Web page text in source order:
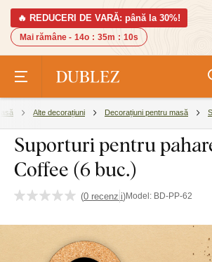
🔥 REDUCERI DE VARĂ: până la 30%!
Mai rămâne - 14o : 35m : 9s
Alte decorațiuni Decorațiuni pentru masă
Suporturi pentru
Coffee (6 buc.)
(0 recenzii)Model: BD-PP-62